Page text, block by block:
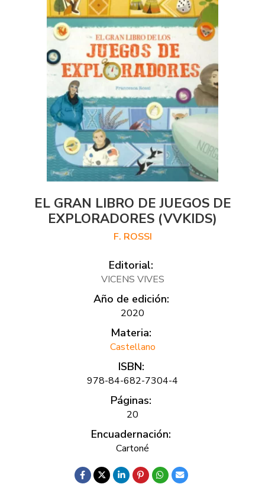
EL GRAN LIBRO DE JUEGOS DE
EXPLORADORES (VVKIDS)
F. ROSSI
Editorial:
VICENS VIVES
Año de edición:
2020
Materia:
Castellano
ISBN:
978-84-682-7304-4
Páginas:
20
Encuadernación:
Cartoné